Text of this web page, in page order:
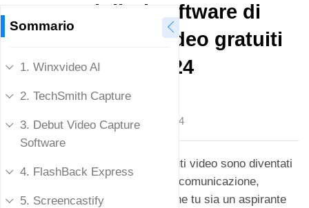
Sommario
1. Winxvideo AI
2. TechSmith Capture
3. Debut Video Capture
Software
4. FlashBack Express
5. Screencastify
I 5 migliori software di
registrazione video gratuiti
nel 2024
David Flynn
Aggiornato il17 febbraio 2024
Nell'era digitale di oggi, i contenuti video sono diventati
uno strumento essenziale per la comunicazione,
l'intrattenimento e l'istruzione. Che tu sia un aspirante